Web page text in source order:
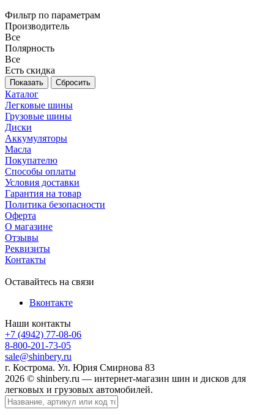
Фильтр по параметрам
Производитель
Все
Полярность
Все
Есть скидка
Сбросить
Каталог
Легковые шины
Грузовые шины
Диски
Аккумуляторы
Масла
Покупателю
Способы оплаты
Условия доставки
Гарантия на товар
Политика безопасности
Оферта
О магазине
Отзывы
Реквизиты
Контакты
Оставайтесь на связи
Вконтакте
Наши контакты
+7 (4942) 77-08-06
8-800-201-73-05
sale@shinbery.ru
г. Кострома. Ул. Юрия Смирнова 83
2026 © shinbery.ru — интернет-магазин шин и дисков для
легковых и грузовых автомобилей.